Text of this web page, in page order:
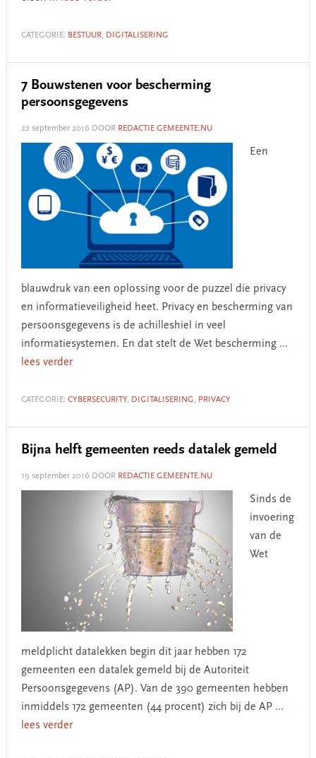
CATEGORIE: BESTUUR, DIGITALISERING
7 Bouwstenen voor bescherming
persoonsgegevens
22 september 2016 DOOR REDACTIE GEMEENTE.NU
Een
blauwdruk van een oplossing voor de puzzel die privacy
en informatieveiligheid heet. Privacy en bescherming van
persoonsgegevens is de achilleshiel in veel
informatiesystemen. En dat stelt de Wet bescherming ...
lees verder
CATEGORIE: CYBERSECURITY, DIGITALISERING, PRIVACY
Bijna helft gemeenten reeds datalek gemeld
19 september 2016 DOOR REDACTIE GEMEENTE.NU
Sinds de
invoering
van de
Wet
meldplicht datalekken begin dit jaar hebben 172
gemeenten een datalek gemeld bij de Autoriteit
Persoonsgegevens (AP). Van de 390 gemeenten hebben
inmiddels 172 gemeenten (44 procent) zich bij de AP ...
lees verder